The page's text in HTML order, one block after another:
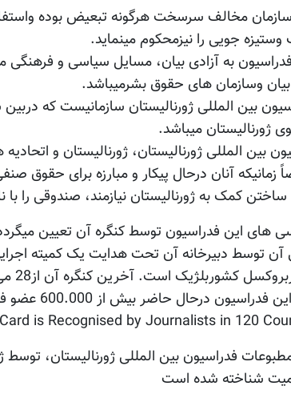
مخالف سرسخت هرگونه تبعیض بوده
جویی را نیزمحکوم مینماید.
به آزادی بیان، مسایل سیاسی و فرهنگی
بیان وسازمان های حقوق بشرمیباشد.
بین المللی ژورنالیستان سازمانیست که
ژورنالیستان میباشد.
بین المللی ژورنالیستان، ژورنالیستان و
زمانیکه آنان درحال پیکار و مبارزه برای
کمک به ژورنالیستان نیازمند، صندوقی را
های این فدراسیون توسط کنگره آن تعیین
آن توسط دبیرخانه آن تحت هدایت یک کمیته
درحال حاضر بیش از 600.000 عضو فعال در100 کشور جهان دارد.
is Recognised by Journalists in 120
فدراسیون بین المللی ژورنالیستان،
شناخته شده است